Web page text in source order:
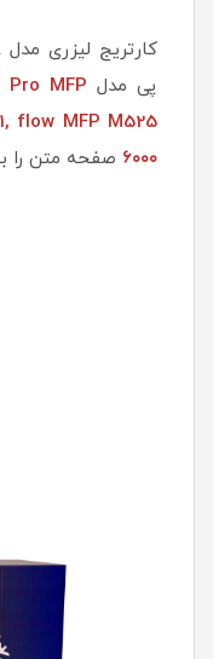
پی مدل Pro MFP
flow MFP M525
۶۰۰۰ صفحه متن را